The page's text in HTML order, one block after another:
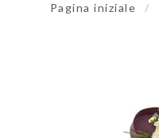
Pagina iniziale /